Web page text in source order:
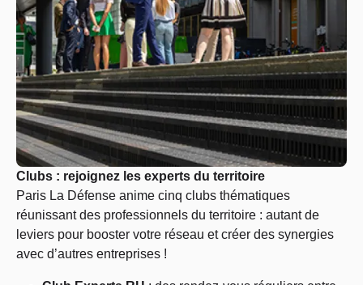
Clubs : rejoignez les experts du territoire
Paris La Défense anime cinq clubs thématiques
réunissant des professionnels du territoire : autant de
leviers pour booster votre réseau et créer des synergies
avec d’autres entreprises !